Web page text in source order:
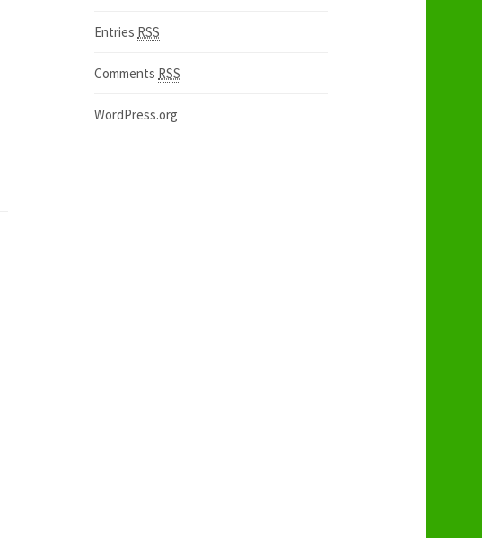
Entries RSS
Comments RSS
WordPress.org